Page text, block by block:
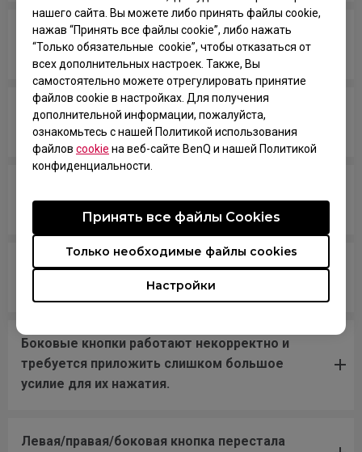
нашего сайта. Вы можете либо принять файлы cookie,
нажав “Принять все файлы cookie”, либо нажать
“Только обязательные cookie”, чтобы отказаться от
всех дополнительных настроек. Также, Вы
самостоятельно можете отрегулировать принятие
файлов cookie в настройках. Для получения
дополнительной информации, пожалуйста,
ознакомьтесь с нашей Политикой использования
файлов cookie на веб-сайте BenQ и нашей Политикой
конфиденциальности.
Настройки
Только необходимые файлы cookies
Принять все файлы Сookies
У меня курсор перескакивает или двигается
рывками, что делать?
Курсор движется беспорядочно или слишком
быстро по экрану.
некоторое время пропадает из системы.
Похоже, неисправен кабель мыши, и мышь
перестала работать.
Боковые кнопки работают некорректно и
требуется приложить слишком большое
усилие для их нажатия.
Левая/правая/боковая кнопка перестала